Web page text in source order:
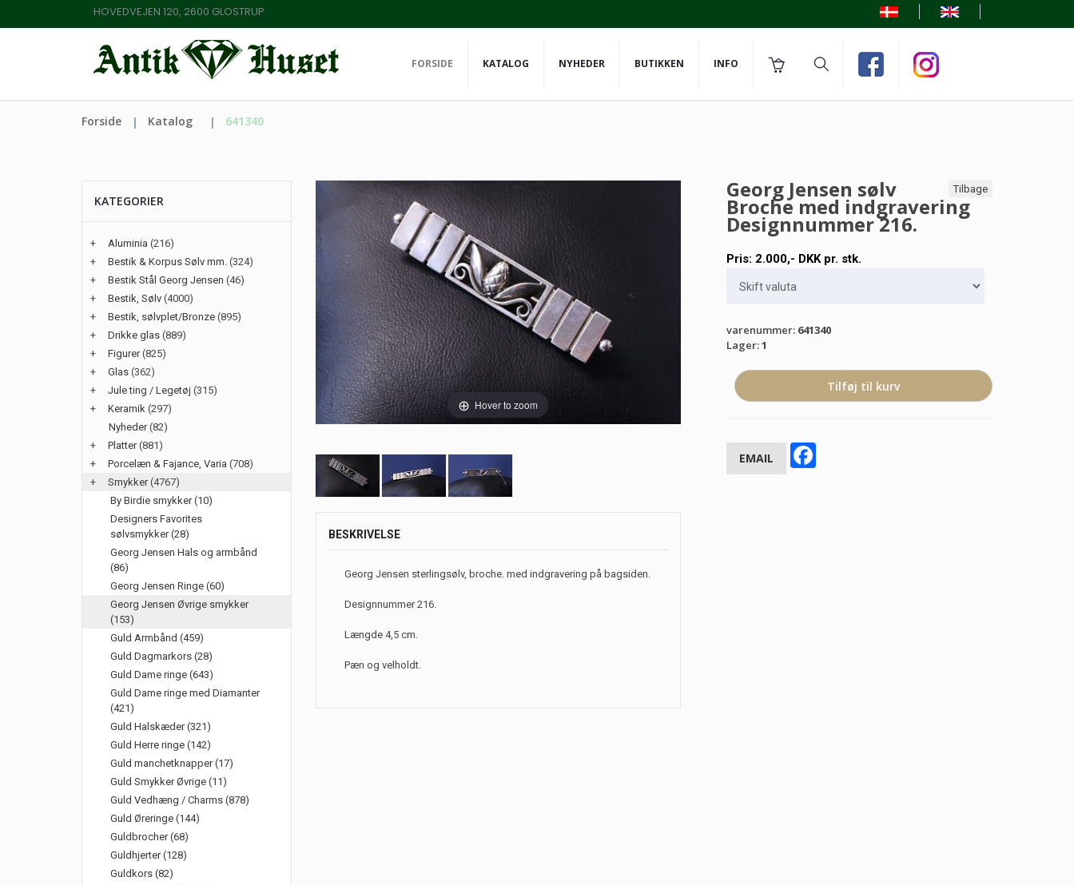
HOVEDVEJEN 120, 2600 GLOSTRUP
FORSIDE KATALOG NYHEDER BUTIKKEN INFO
Forside Katalog 641340
KATEGORIER
+ Aluminia (216)
+
Bestik & Korpus Sølv mm. (324)
+
Bestik Stål Georg Jensen (46)
+
Bestik, Sølv (4000)
+
Bestik, sølvplet/Bronze (895)
+
Drikke glas (889)
+
Figurer(825)
+
Glas (362)
+
Jule ting / Legetøj (315)
+
Keramik (297)
Nyheder(82)
+
Platter(881)
+
Porcelæn & Fajance, Varia (708)
+
Smykker(4767)
By Birdie smykker (10)
Designers Favorites
sølvsmykker (28)
Georg Jensen Hals og armbånd
(86)
Georg Jensen Ringe (60)
Georg Jensen Øvrige smykker
(153)
Guld Armbånd (459)
Guld Dagmarkors (28)
Guld Dame ringe (643)
Guld Dame ringe med Diamanter
(421)
Guld Halskæder (321)
Guld Herre ringe (142)
Guld manchetknapper (17)
Guld Smykker Øvrige (11)
Guld Vedhæng / Charms (878)
Guld Øreringe (144)
Guldbrocher (68)
Guldhjerter (128)
Guldkors (82)
Hover to zoom
BESKRIVELSE
Georg Jensen sterlingsølv, broche. med indgravering på bagsiden.
Designnummer 216.
Længde 4,5 cm.
Pæn og velholdt.
Tilbage
Georg Jensen sølv
Broche med indgravering
Designnummer 216.
Pris: 2.000,- DKKpr. stk.
varenummer: 641340
Lager:1
EMAIL